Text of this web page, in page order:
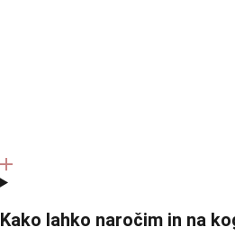
Kako lahko naročim in na